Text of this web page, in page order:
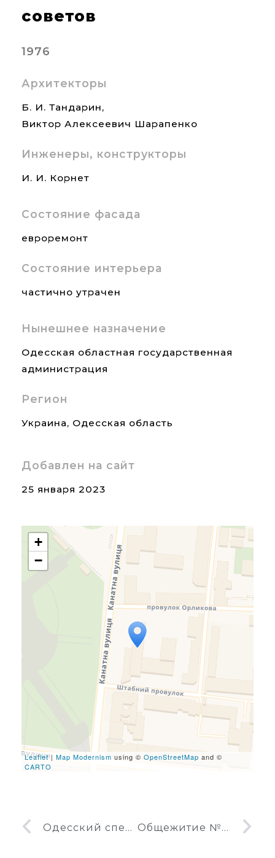
советов
1976
Архитекторы
Б. И. Тандарин,
Виктор Алексеевич Шарапенко
Инженеры, конструкторы
И. И. Корнет
Состояние фасада
евроремонт
Состояние интерьера
частично утрачен
Нынешнее назначение
Одесская областная государственная
администрация
Регион
Украина, Одесская область
Добавлен на сайт
25 января 2023
Travelers' Map is loading...
If you see this after your
page is loaded completely,
leafletJS files are missing.
+
−
Leaflet| Map Modernism using © OpenStreetMap and ©
CARTO
Одесский специальный проектно-конструкторский институт Общежитие №5 ОГАУ